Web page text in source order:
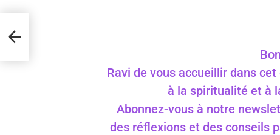
Ravi de vous accueillir dans
à la spiritualité et à
Abonnez-vous à notre
des réflexions et des conseils